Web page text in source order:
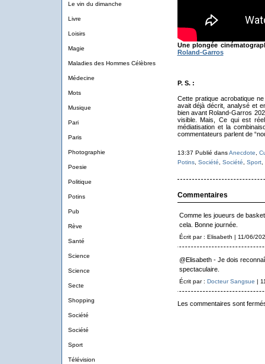
Le vin du dimanche
Livre
Loisirs
Magie
Maladies des Hommes Célèbres
Médecine
Mots
Musique
Pari
Paris
Photographie
Poesie
Politique
Potins
Pub
Rève
Santé
Science
Science
Secte
Shopping
Société
Société
Sport
Télévision
Une plongée
Roland-Garros
P. S. :
Cette pratique acrobatique
avait déjà décrit, analysé et
bien avant Roland‑Garros
visible. Mais, Ce qui est
médiatisation et la
commentateurs parlent de
13:37 Publié dansAnecdote
Potins, Société Société Sport,
Commentaires
Comme les joueurs de
cela. Bonne journée.
Écrit par : Elisabeth | 11/06/
@Elisabeth - Je dois
spectaculaire.
Écrit par : Docteur Sangsue |
Les commentaires sont